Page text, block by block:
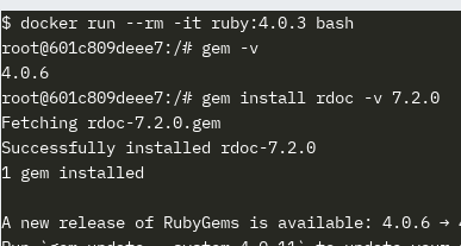
$ docker run --rm -it ruby:4.0.3 bash
root@601c809deee7:/# gem -v
4.0.6
root@601c809deee7:/# gem install rdoc -v 7.2.0
Fetching rdoc-7.2.0.gem
Successfully installed rdoc-7.2.0
1 gem installed
A new release of RubyGems is available: 4.0.6 →